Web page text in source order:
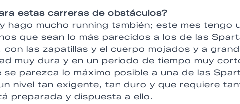
estas carreras de obstáculos?
hago mucho running también; este mes tengo
que sean lo más parecidos a los de las
las zapatillas y el cuerpo mojados y a
muy dura y en un periodo de tiempo muy
parezca lo máximo posible a una de las
nivel tan exigente, tan duro y que requiere
preparada y dispuesta a ello.